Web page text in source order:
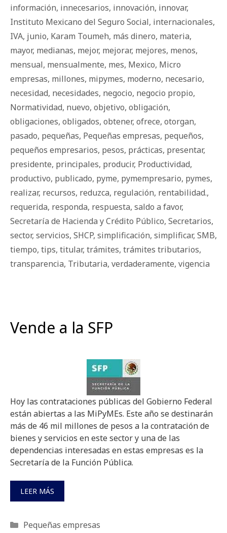
información, innecesarios, innovación, innovar,
Instituto Mexicano del Seguro Social, internacionales,
IVA, junio, Karam Toumeh, más dinero, materia,
mayor, medianas, mejor, mejorar, mejores, menos,
mensual, mensualmente, mes, Mexico, Micro
empresas, millones, mipymes, moderno, necesario,
necesidad, necesidades, negocio, negocio propio,
Normatividad, nuevo, objetivo, obligación,
obligaciones, obligados, obtener, ofrece, otorgan,
pasado, pequeñas, Pequeñas empresas, pequeños,
pequeños empresarios, pesos, prácticas, presentar,
presidente, principales, producir, Productividad,
productivo, publicado, pyme, pymempresario, pymes,
realizar, recursos, reduzca, regulación, rentabilidad.,
requerida, responda, respuesta, saldo a favor,
Secretaría de Hacienda y Crédito Público, Secretarios,
sector, servicios, SHCP, simplificación, simplificar, SMB,
tiempo, tips, titular, trámites, trámites tributarios,
transparencia, Tributaria, verdaderamente, vigencia
Vende a la SFP
Hoy las contrataciones públicas del Gobierno Federal
están abiertas a las MiPyMEs. Este año se destinarán
más de 46 mil millones de pesos a la contratación de
bienes y servicios en este sector y una de las
dependencias interesadas en estas empresas es la
Secretaría de la Función Pública.
LEER MÁS
Categorías
Pequeñas empresas